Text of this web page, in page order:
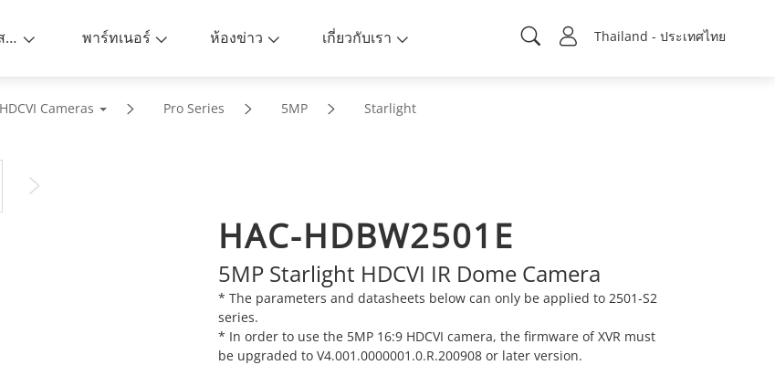
Thailand - ประเทศไทย
การสนันสนุน พาร์ทเนอร์ ห้องข่าว เกี่ยวกับเรา
HDCVI Cameras Pro Series 5MP Starlight
HAC-HDBW2501E
5MP Starlight HDCVI IR Dome Camera
* The parameters and datasheets below can only be applied to 2501-S2
series.
* In order to use the 5MP 16:9 HDCVI camera, the firmware of XVR must
be upgraded to V4.001.0000001.0.R.200908 or later version.